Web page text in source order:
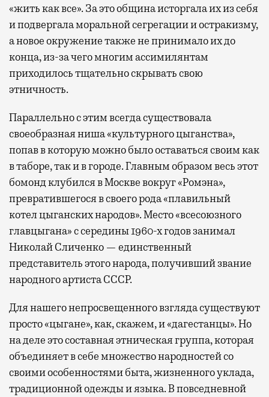
«жить как все». За это община исторгала их из себя
и подвергала моральной сегрегации и остракизму,
а новое окружение также не принимало их до
конца, из-за чего многим ассимилянтам
приходилось тщательно скрывать свою
этничность.
Параллельно с этим всегда существовала
своеобразная ниша «культурного цыганства»,
попав в которую можно было оставаться своим как
в таборе, так и в городе. Главным образом весь этот
бомонд клубился в Москве вокруг «Ромэна»,
превратившегося в своего рода «плавильный
котел цыганских народов». Место «всесоюзного
главцыгана» с середины 1960-х годов занимал
Николай Сличенко — единственный
представитель этого народа, получивший звание
народного артиста СССР.
Для нашего непросвещенного взгляда существуют
просто «цыгане», как, скажем, и «дагестанцы». Но
на деле это составная этническая группа, которая
объединяет в себе множество народностей со
своими особенностями быта, жизненного уклада,
традиционной одежды и языка. В повседневной